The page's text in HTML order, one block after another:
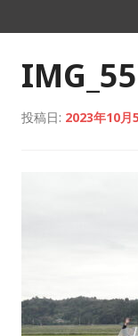
投稿日: 2023年10月